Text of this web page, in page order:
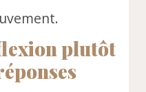
plutôt